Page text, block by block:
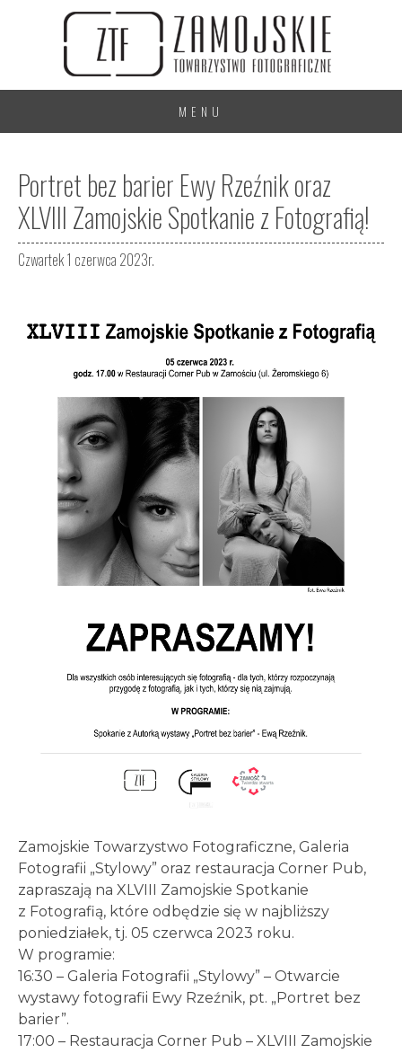
MENU
Portret bez barier Ewy Rzeźnik oraz
XLVIII Zamojskie Spotkanie z Fotografią!
Czwartek 1 czerwca 2023r.
Zamojskie Towarzystwo Fotograficzne, Galeria
Fotografii „Stylowy” oraz restauracja Corner Pub,
zapraszają na XLVIII Zamojskie Spotkanie
z Fotografią, które odbędzie się w najbliższy
poniedziałek, tj. 05 czerwca 2023 roku.
W programie:
16:30 – Galeria Fotografii „Stylowy” – Otwarcie
wystawy fotografii Ewy Rzeźnik, pt. „Portret bez
barier”.
17:00 – Restauracja Corner Pub – XLVIII Zamojskie